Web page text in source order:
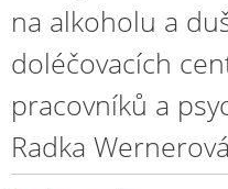
na alkoholu a
doléčovacích
pracovníků a
Radka